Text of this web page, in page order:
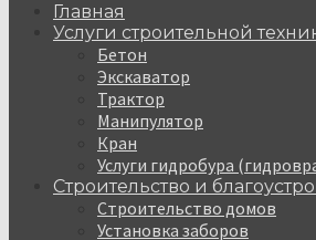
Главная
Услуги строительной
Бетон
Экскаватор
Трактор
Манипулятор
Кран
Услуги гидробура
Строительство и
Строительство домов
Установка заборов